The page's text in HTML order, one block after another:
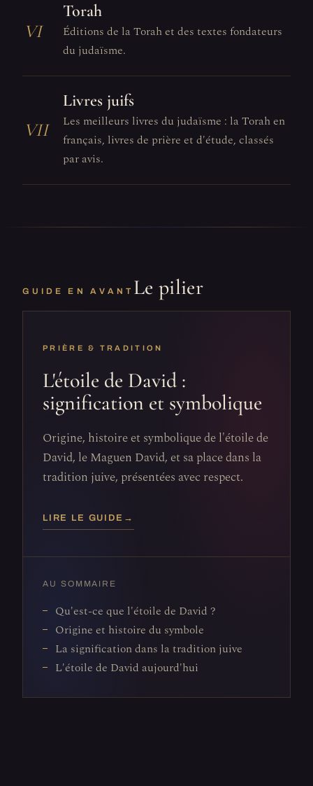
VI
Torah
Éditions de la Torah et des textes fondateurs
du judaïsme.
VII
Livres juifs
Les meilleurs livres du judaïsme : la Torah en
français, livres de prière et d'étude, classés
par avis.
GUIDE EN AVANT Le pilier
PRIÈRE & TRADITION
L'étoile de David :
signification et symbolique
Origine, histoire et symbolique de l'étoile de
David, le Maguen David, et sa place dans la
tradition juive, présentées avec respect.
LIRE LE GUIDE →
AU SOMMAIRE
Qu'est-ce que l'étoile de David ?
Origine et histoire du symbole
La signification dans la tradition juive
L'étoile de David aujourd'hui